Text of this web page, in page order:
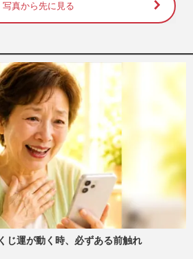
写真から先に見る
じ運が動く時、必ずある前触れ